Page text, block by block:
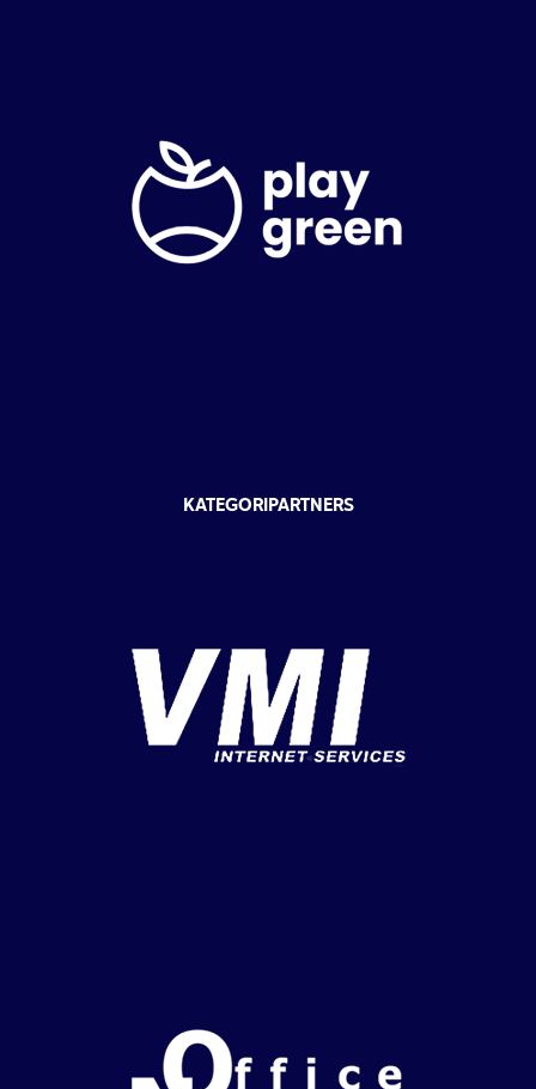
KATEGORIPARTNERS